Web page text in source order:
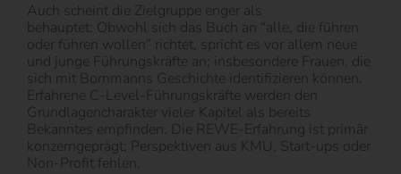
Auch scheint die Zielgruppe enger als
behauptet: Obwohl sich das Buch an “alle, die führen
oder führen wollen” richtet, spricht es vor allem neue
und junge Führungskräfte an; insbesondere Frauen, die
sich mit Bornmanns Geschichte identifizieren können.
Erfahrene C-Level-Führungskräfte werden den
Grundlagencharakter vieler Kapitel als bereits
Bekanntes empfinden. Die REWE-Erfahrung ist primär
konzerngeprägt; Perspektiven aus KMU, Start-ups oder
Non-Profit fehlen.